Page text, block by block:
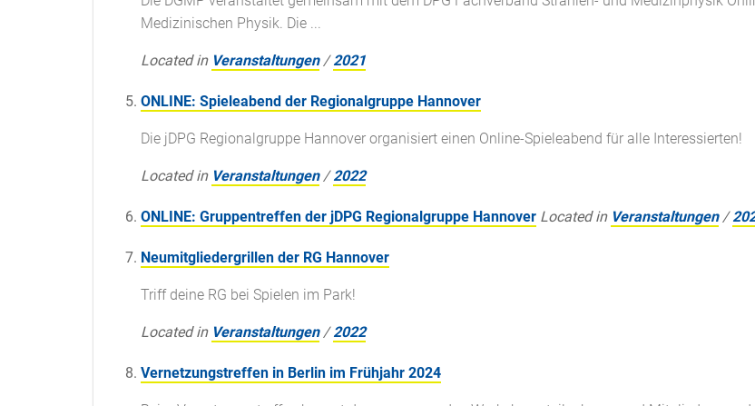
Medizinischen Physik. Die ...
Located in Veranstaltungen /2021
ONLINE: Spieleabend der Regionalgruppe Hannover
Die jDPG Regionalgruppe Hannover organisiert einen Online-Spieleabend für alle Interessierten!
Located in Veranstaltungen /2022
ONLINE: Gruppentreffen der jDPG Regionalgruppe Hannover Located in Veranstaltungen /
Neumitgliedergrillen der RG Hannover
Triff deine RG bei Spielen im Park!
Located in Veranstaltungen /2022
Vernetzungstreffen in Berlin im Frühjahr 2024